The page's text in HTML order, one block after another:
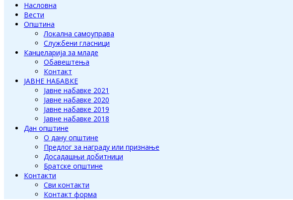
Насловна
Вести
Општина
Локална самоуправа
Службени гласници
Канцеларија за младе
Обавештења
Контакт
ЈАВНЕ НАБАВКЕ
Јавне набавке 2021
Јавне набавке 2020
Јавне набавке 2019
Јавне набавке 2018
Дан општине
О дану општине
Предлог за награду или признање
Досадашњи добитници
Братске општине
Контакти
Сви контакти
Контакт форма